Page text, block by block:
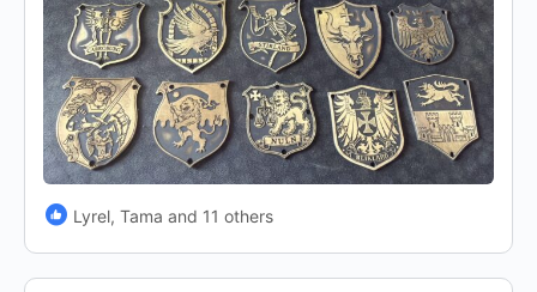
Lyrel, Tama and 11 others